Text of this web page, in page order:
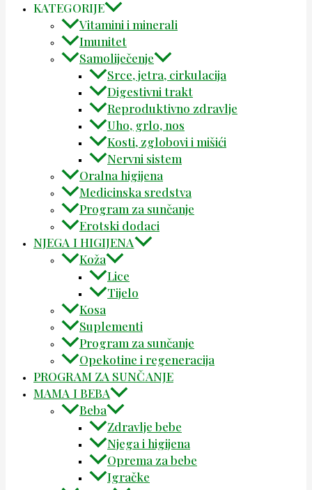
KATEGORIJE
Vitamini i minerali
Imunitet
Samoliječenje
Srce, jetra, cirkulacija
Digestivni trakt
Reproduktivno zdravlje
Uho, grlo, nos
Kosti, zglobovi i mišići
Nervni sistem
Oralna higijena
Medicinska sredstva
Program za sunčanje
Erotski dodaci
NJEGA I HIGIJENA
Koža
Lice
Tijelo
Kosa
Suplementi
Program za sunčanje
Opekotine i regeneracija
PROGRAM ZA SUNČANJE
MAMA I BEBA
Beba
Zdravlje bebe
Njega i higijena
Oprema za bebe
Igračke